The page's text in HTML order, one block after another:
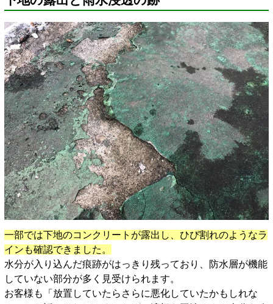
一部では下地のコンクリートが露出し、ひび割れのようなラ
インも確認できました。
水分が入り込んだ痕跡がはっきり残っており、防水層が機能
していない部分が多く見受けられます。
お客様も「放置していたらさらに悪化していたかもしれな